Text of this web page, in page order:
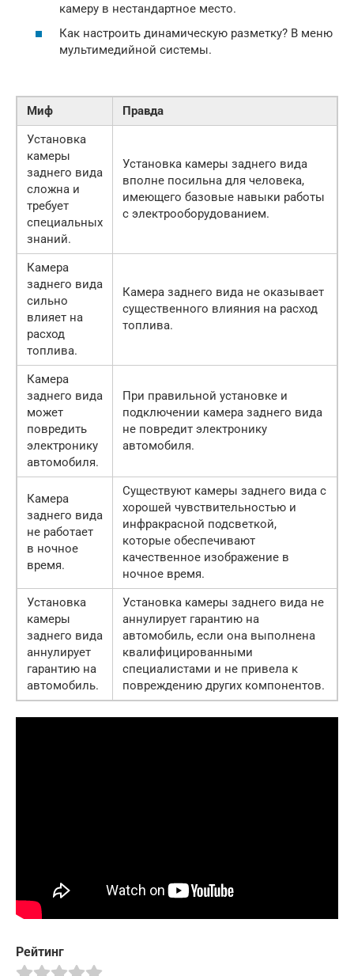
камеру в нестандартное место.
Как настроить динамическую разметку? В меню
мультимедийной системы.
Миф
Правда
Установка
камеры
заднего вида
сложна и
требует
специальных
знаний.
Установка камеры заднего вида
вполне посильна для человека,
имеющего базовые навыки работы
с электрооборудованием.
Камера
заднего вида
сильно
влияет на
расход
топлива.
Камера заднего вида не оказывает
существенного влияния на расход
топлива.
Камера
заднего вида
может
повредить
электронику
автомобиля.
При правильной установке и
подключении камера заднего вида
не повредит электронику
автомобиля.
Камера
заднего вида
не работает
в ночное
время.
Существуют камеры заднего вида с
хорошей чувствительностью и
инфракрасной подсветкой,
которые обеспечивают
качественное изображение в
ночное время.
Установка
камеры
заднего вида
аннулирует
гарантию на
автомобиль.
Установка камеры заднего вида не
аннулирует гарантию на
автомобиль, если она выполнена
квалифицированными
специалистами и не привела к
повреждению других компонентов.
Рейтинг